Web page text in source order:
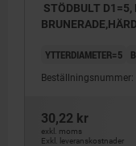
STÖDBULT
YTTERDIAMETER=5
Beställningsnummer:
30,22 kr
exkl. moms
Exkl. leveranskostnader